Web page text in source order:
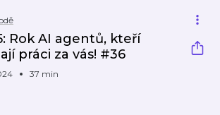
Rok AI agentů, kteří
práci za vás! #36
37 min